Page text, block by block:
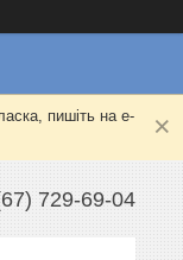
пишіть на e-
729-69-04